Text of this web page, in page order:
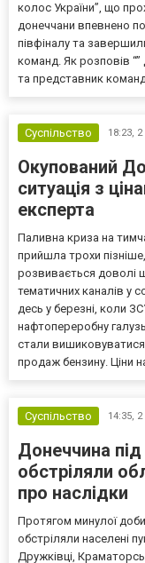
колос України”, що
донеччани впевнено
півфіналу та
команд. Як розповів
та представник
Суспільство 18:23,
Окупований
ситуація з
експерта
Паливна криза на
прийшла трохи
розвивається доволі
тематичних каналів у
десь у березні, коли
нафтопереробну
стали вишиковуватися
продаж бензину. Ціни
Суспільство 14:35,
Донеччина
обстріляли
про наслідки
Протягом минулої
обстріляли населені
Дружківці,